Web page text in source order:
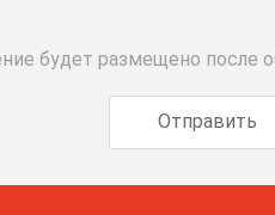
будет размещено после